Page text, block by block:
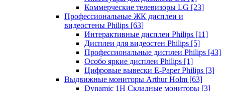
Коммерческие телевизоры LG [23]
Профессиональные ЖК дисплеи и
видеостены Philips [63]
Интерактивные дисплеи Philips [11]
Дисплеи для видеостен Philips [5]
Профессиональные дисплеи Philips [43]
Особо яркие дисплеи Philips [1]
Цифровые вывески E-Paper Philips [3]
Выдвижные мониторы Arthur Holm [63]
Dynamic 1Н Складные мониторы [3]